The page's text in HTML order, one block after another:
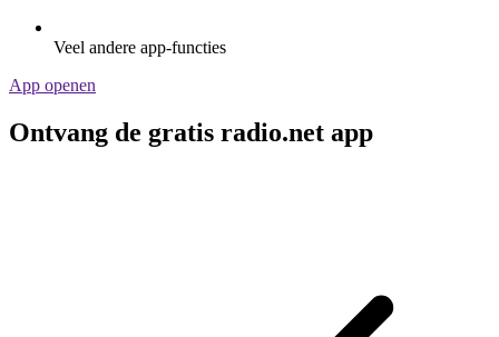
Veel andere app-functies
App openen
Ontvang de gratis radio.net app